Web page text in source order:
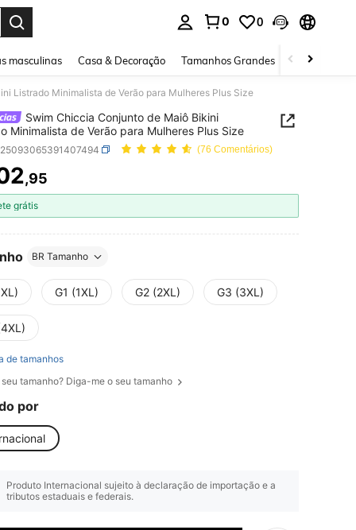
0 0
masculinas Casa & Decoração Tamanhos Grandes Joias e
Listrado Minimalista de Verão para Mulheres Plus Size
Swim Chiccia Conjunto de Maiô Bikini
Minimalista de Verão para Mulheres Plus Size
(76 Comentários)
AND AVAILABILITY
,95
grátis
BR Tamanho
G1 (1XL) G2 (2XL) G3 (3XL)
de tamanhos
tamanho? Diga-me o seu tamanho
por
Produto Internacional sujeito à declaração de importação e a
tributos estaduais e federais.